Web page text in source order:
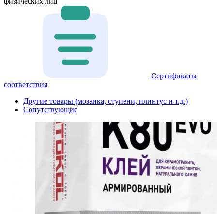
Сертификаты
соответствия
Другие товары (мозаика, ступени, плинтус и т.д.)
Сопутствующие